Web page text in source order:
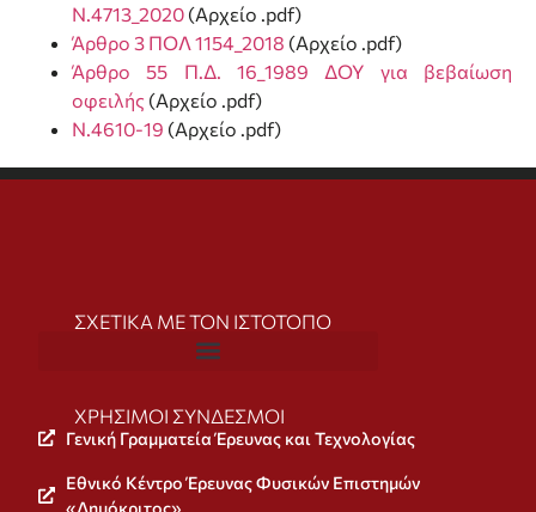
Ν.4713_2020 (Αρχείο .pdf)
Άρθρο 3 ΠΟΛ 1154_2018 (Αρχείο .pdf)
Άρθρο 55 Π.Δ. 16_1989 ΔΟΥ για βεβαίωση
οφειλής (Αρχείο .pdf)
Ν.4610-19 (Αρχείο .pdf)
ΣΧΕΤΙΚΑ ΜΕ ΤΟΝ ΙΣΤΟΤΟΠΟ
ΧΡΉΣΙΜΟΙ ΣΎΝΔΕΣΜΟΙ
Γενική Γραμματεία Έρευνας και Τεχνολογίας
Εθνικό Κέντρο Έρευνας Φυσικών Επιστημών
«Δημόκριτος»